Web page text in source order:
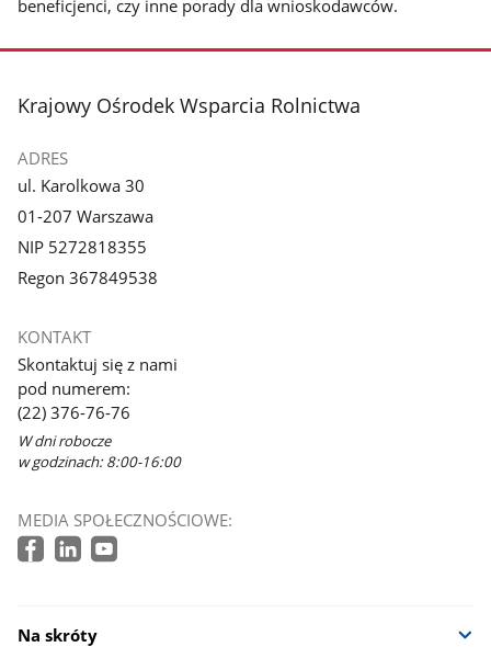
beneficjenci, czy inne porady dla wnioskodawców.
stopka
Krajowy Ośrodek Wsparcia Rolnictwa
ADRES
ul. Karolkowa 30
01-207 Warszawa
NIP 5272818355
Regon 367849538
KONTAKT
Skontaktuj się z nami
pod numerem:
(22) 376-76-76
W dni robocze
w godzinach: 8:00-16:00
MEDIA SPOŁECZNOŚCIOWE:
Na skróty